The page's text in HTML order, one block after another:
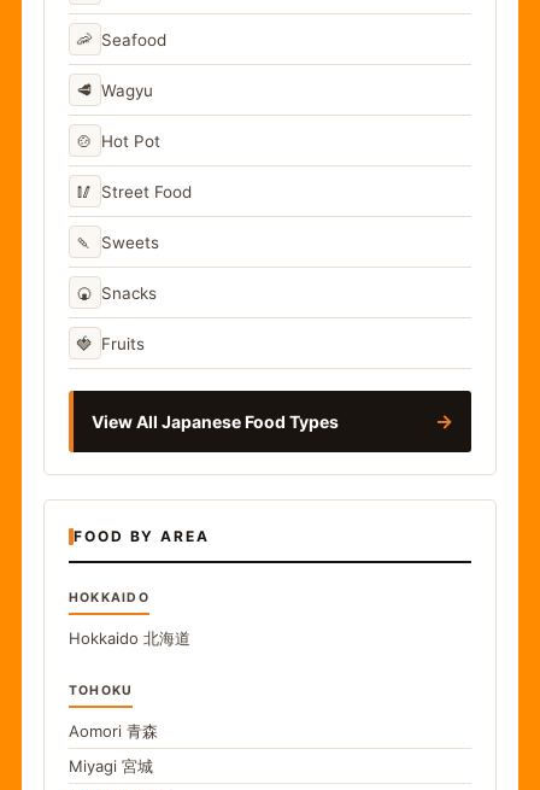
🦐 Seafood
🥩 Wagyu
🍲 Hot Pot
🥢 Street Food
🍡 Sweets
🍘 Snacks
🍓 Fruits
View All Japanese Food Types →
FOOD BY AREA
HOKKAIDO
Hokkaido 北海道
TOHOKU
Aomori 青森
Miyagi 宮城